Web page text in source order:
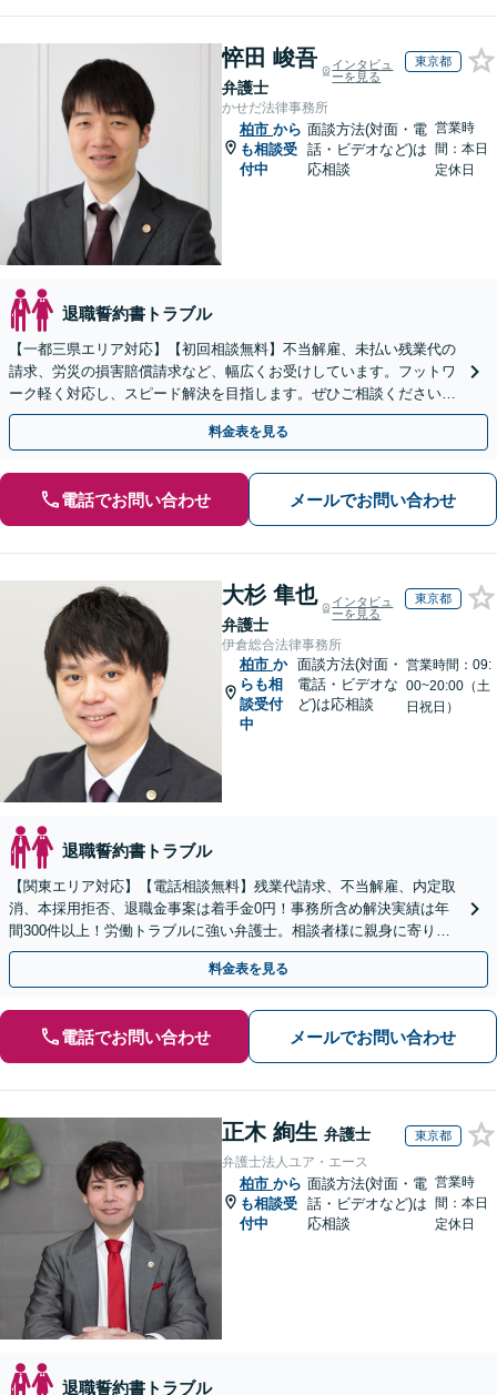
悴田 峻吾
弁護士
インタビュ
ーを見る
東京都
かせだ法律事務所
柏市 から
も相談受
付中
面談方法(対面・電
話・ビデオなど)は
応相談
営業時
間：本日
定休日
退職誓約書トラブル
【一都三県エリア対応】【初回相談無料】不当解雇、未払い残業代の
請求、労災の損害賠償請求など、幅広くお受けしています。フットワ
ーク軽く対応し、スピード解決を目指します。ぜひご相談ください。
【電話相談可】【WEB面談可】【休日面談可】
料金表を見る
電話でお問い合わせ メールでお問い合わせ
大杉 隼也
弁護士
インタビュ
ーを見る
東京都
伊倉総合法律事務所
柏市 か
らも相
談受付
中
面談方法(対面・
電話・ビデオな
ど)は応相談
営業時間：09:
00~20:00（土
日祝日）
退職誓約書トラブル
【関東エリア対応】【電話相談無料】残業代請求、不当解雇、内定取
消、本採用拒否、退職金事案は着手金0円！事務所含め解決実績は年
間300件以上！労働トラブルに強い弁護士。相談者様に親身に寄り添
い、ご納得のいただける解決を【休日・夜間相談OK】
料金表を見る
電話でお問い合わせ メールでお問い合わせ
正木 絢生 弁護士 東京都
弁護士法人ユア・エース
柏市 から
も相談受
付中
面談方法(対面・電
話・ビデオなど)は
応相談
営業時
間：本日
定休日
退職誓約書トラブル